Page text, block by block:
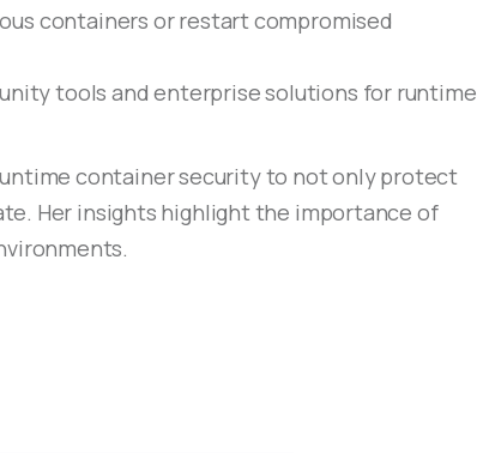
containers or restart compromised
tools and enterprise solutions for runtime
container security to not only protect
Her insights highlight the importance of